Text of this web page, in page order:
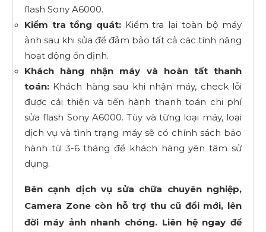
flash Sony A6000.
Kiểm tra tổng quát: Kiểm tra lại toàn bộ máy
ảnh sau khi sửa để đảm bảo tất cả các tính năng
hoạt động ổn định.
Khách hàng nhận máy và hoàn tất thanh
toán: Khách hàng sau khi nhận máy, check lỗi
được cải thiện và tiến hành thanh toán chi phí
sửa flash Sony A6000. Tùy và từng loại máy, loại
dịch vụ và tình trạng máy sẽ có chính sách bảo
hành từ 3-6 tháng để khách hàng yên tâm sử
dụng.
Bên cạnh dịch vụ sửa chữa chuyên nghiệp,
Camera Zone còn hỗ trợ thu cũ đổi mới, lên
đời máy ảnh nhanh chóng. Liên hệ ngay để